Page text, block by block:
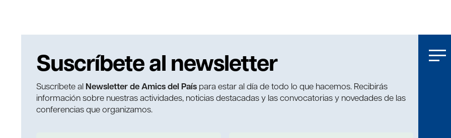
Suscríbete al newsletter
Suscríbete al Newsletter de Amics del País para estar al día de todo lo que hacemos. Recibirás
información sobre nuestras actividades, noticias destacadas y las convocatorias y novedades de las
conferencias que organizamos.